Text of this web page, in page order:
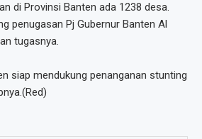
di Provinsi Banten ada 1238 desa.
penugasan Pj Gubernur Banten Al
tugasnya.
siap mendukung penanganan stunting